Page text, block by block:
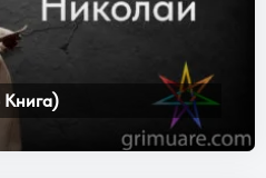
Книга)